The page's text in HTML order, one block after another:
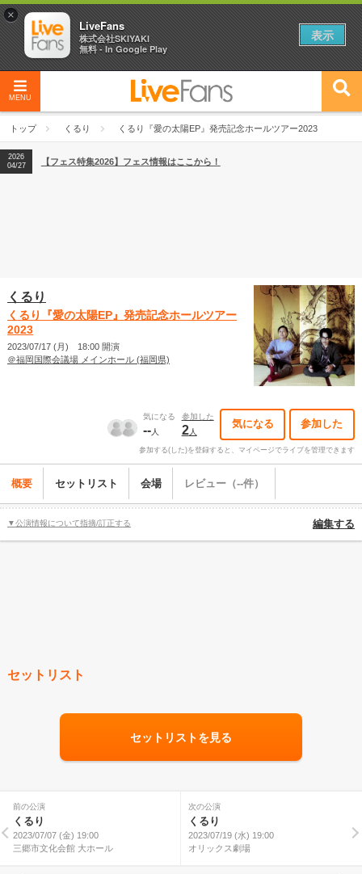
MENU
トップ くるり くるり『愛の太陽EP』発売記念ホールツアー2023
2026
04/27
2026
【ライブ動員ランキング】2026年上半期編発表！
2026
04/27
【フェス特集2026】フェス情報はここから！
くるり
くるり『愛の太陽EP』発売記念ホールツアー
2023
2023/07/17 (月) 18:00 開演
＠福岡国際会議場 メインホール (福岡県)
気になる
--人
参加した
2人
気になる 参加した
参加する(した)を登録すると、マイページでライブを管理できます
概要 セットリスト 会場 レビュー（--件）
▼公演情報について指摘/訂正する 編集する
セットリスト
セットリストを見る
前の公演
くるり
2023/07/07 (金) 19:00
三郷市文化会館 大ホール
次の公演
くるり
2023/07/19 (水) 19:00
オリックス劇場
×
LiveFans
株式会社SKIYAKI
無料 - In Google Play
表示